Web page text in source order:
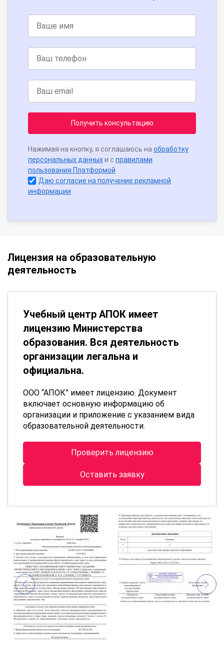
Получить консультацию
Нажимая на кнопку, я соглашаюсь на обработку
персональных данныхи с правилами
пользования Платформой
Даю согласие на получение рекламной
информации
Лицензия на образовательную
деятельность
Учебный центр АПОК имеет
лицензию Министерства
образования. Вся деятельность
организации легальна и
официальна.
ООО “АПОК” имеет лицензию. Документ
включает основную информацию об
организации и приложение с указанием вида
образовательной деятельности.
Проверить лицензию
Оставить заявку